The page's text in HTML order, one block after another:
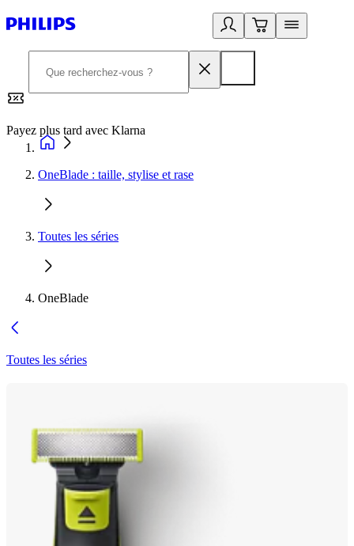
Payez plus tard avec Klarna
OneBlade : taille, stylise et rase
Toutes les séries
OneBlade
Toutes les séries